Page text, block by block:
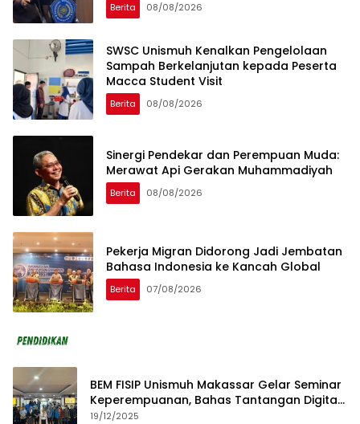
Berita 08/08/2026
SWSC Unismuh Kenalkan Pengelolaan
Sampah Berkelanjutan kepada Peserta
Macca Student Visit
Berita 08/08/2026
Sinergi Pendekar dan Perempuan Muda:
Merawat Api Gerakan Muhammadiyah
Berita 08/08/2026
Pekerja Migran Didorong Jadi Jembatan
Bahasa Indonesia ke Kancah Global
Berita 07/08/2026
BEM FISIP Unismuh Makassar Gelar Seminar
Keperempuanan, Bahas Tantangan Digital
dan Budaya Lokal
19/12/2025